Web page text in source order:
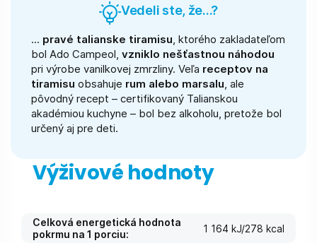
Vedeli ste, že...?
... pravé talianske tiramisu, ktorého zakladateľom
bol Ado Campeol, vzniklo nešťastnou náhodou
pri výrobe vanilkovej zmrzliny. Veľa receptov na
tiramisu obsahuje rum alebo marsalu, ale
pôvodný recept – certifikovaný Talianskou
akadémiou kuchyne – bol bez alkoholu, pretože bol
určený aj pre deti.
Výživové hodnoty
Celková energetická hodnota
pokrmu na 1 porciu:
1 164 kJ/278 kcal